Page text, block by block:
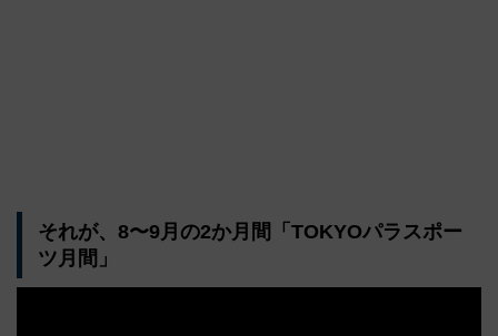
それが、8〜9月の2か月間「TOKYOパラスポー
ツ月間」